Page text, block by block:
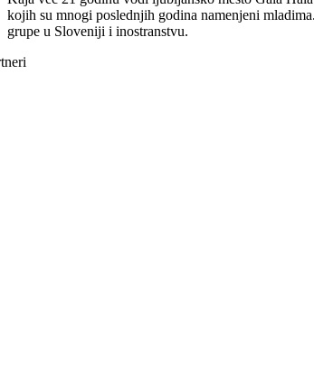
kojih su mnogi poslednjih godina namenjeni
grupe u Sloveniji i inostranstvu.